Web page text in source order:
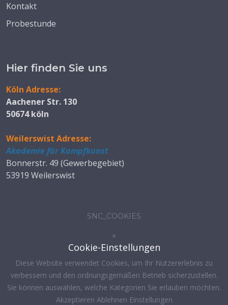
Kontakt
Probestunde
Hier finden Sie uns
Köln Adresse:
Aachener Str. 130
50674 köln
Weilerswist Adresse:
Akademie für Kampfkunst
Bonnerstr. 49 (Gewerbegebiet)
53919 Weilerswist
SNC_COOKIES
×
Cookie-Einstellungen
Diese Website verwendet Cookies, um Ihr Nutzererlebnis zu
verbessern und den ordnungsgemäßen Betrieb sicherzustellen.
Sie können auswählen, welche Kategorien Sie erlauben möchten.
Akzeptieren Ablehnen Einstellungen